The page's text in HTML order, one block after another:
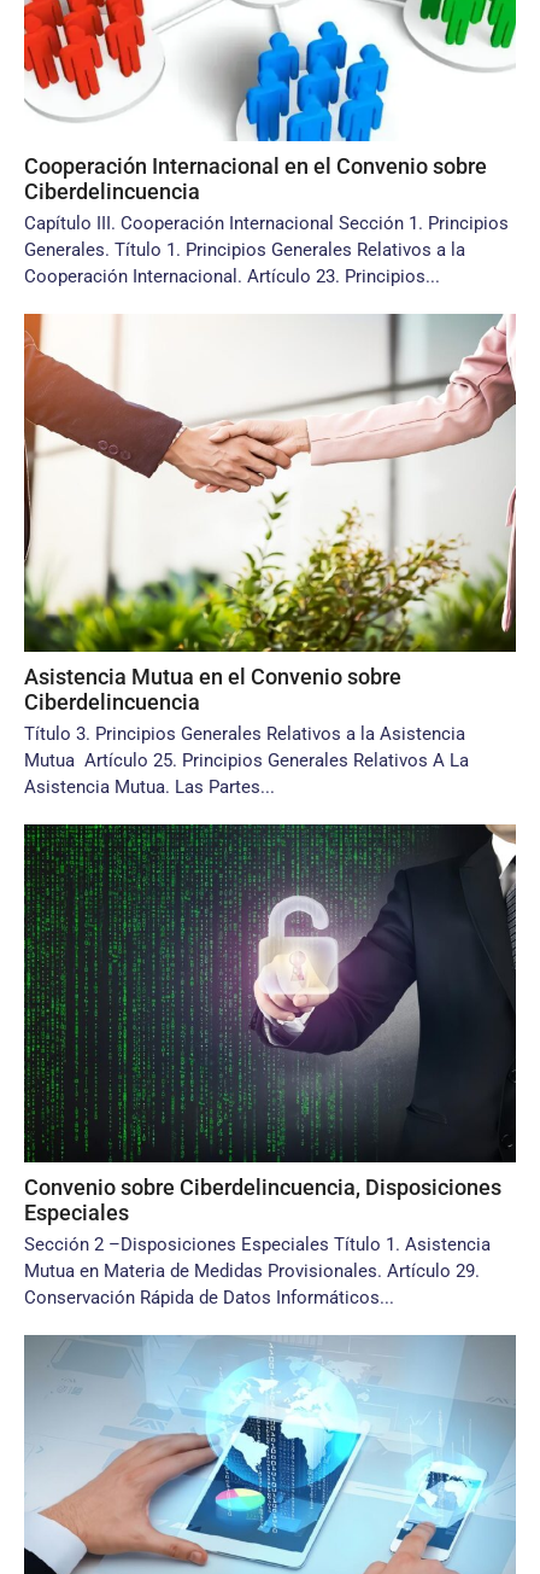
Cooperación Internacional en el Convenio sobre
Ciberdelincuencia
Capítulo III. Cooperación Internacional Sección 1. Principios
Generales. Título 1. Principios Generales Relativos a la
Cooperación Internacional. Artículo 23. Principios...
Asistencia Mutua en el Convenio sobre
Ciberdelincuencia
Título 3. Principios Generales Relativos a la Asistencia
Mutua Artículo 25. Principios Generales Relativos A La
Asistencia Mutua. Las Partes...
Convenio sobre Ciberdelincuencia, Disposiciones
Especiales
Sección 2 –Disposiciones Especiales Título 1. Asistencia
Mutua en Materia de Medidas Provisionales. Artículo 29.
Conservación Rápida de Datos Informáticos...